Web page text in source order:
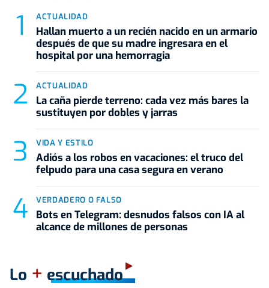
ACTUALIDAD
Hallan muerto a un recién nacido en un armario
después de que su madre ingresara en el
hospital por una hemorragia
ACTUALIDAD
La caña pierde terreno: cada vez más bares la
sustituyen por dobles y jarras
VIDA Y ESTILO
Adiós a los robos en vacaciones: el truco del
felpudo para una casa segura en verano
VERDADERO O FALSO
Bots en Telegram: desnudos falsos con IA al
alcance de millones de personas
Lo + escuchado